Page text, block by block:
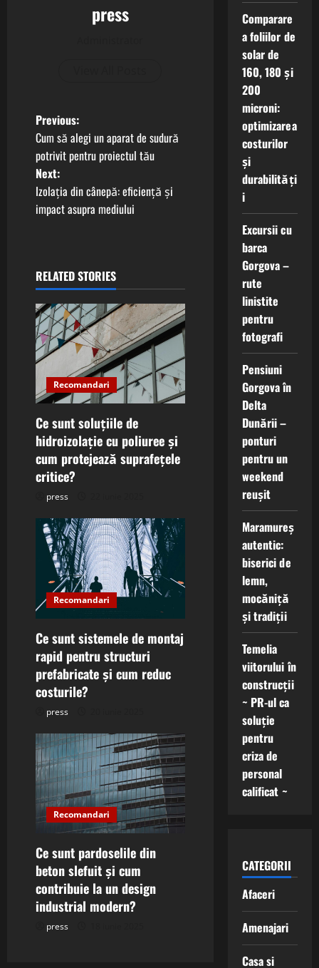
press
P
o
s
t
a
v
i
g
a
t
i
o
n
Previous:
Cum să alegi un aparat de sudură
potrivit pentru proiectul tău
Next:
Izolația din cânepă: eficiență și
impact asupra mediului
RELATED STORIES
Recomandari
Ce sunt soluțiile de
hidroizolație cu poliuree și
cum protejează suprafețele
critice?
press
Recomandari
Ce sunt sistemele de montaj
rapid pentru structuri
prefabricate și cum reduc
costurile?
press
Recomandari
Ce sunt pardoselile din
beton slefuit și cum
contribuie la un design
industrial modern?
press
Comparare
a foliilor de
solar de
160, 180 și
200
microni:
optimizarea
costurilor
și
durabilități
i
Excursii cu
barca
Gorgova –
rute
linistite
pentru
fotografi
Pensiuni
Gorgova în
Delta
Dunării –
ponturi
pentru un
weekend
reușit
Maramureș
autentic:
biserici de
lemn,
mocăniță
și tradiții
Temelia
viitorului în
construcții
~ PR-ul ca
soluție
pentru
criza de
personal
calificat ~
CATEGORII
Afaceri
Amenajari
Casa si